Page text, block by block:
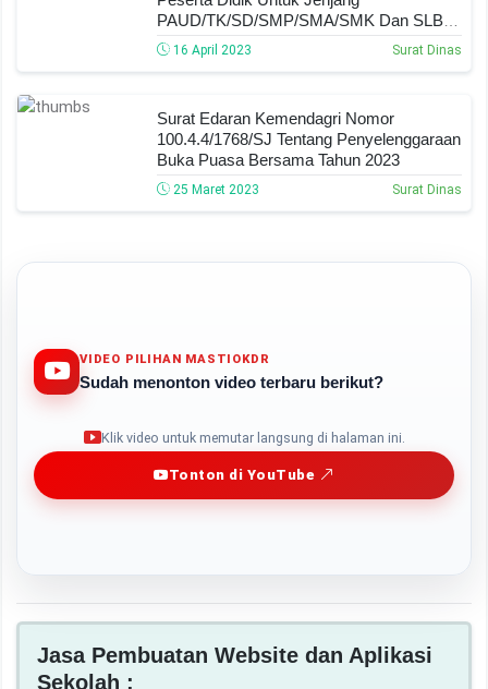
PAUD/TK/SD/SMP/SMA/SMK Dan SLB
Tahun 2023
16 April 2023 Surat Dinas
Surat Edaran Kemendagri Nomor
100.4.4/1768/SJ Tentang Penyelenggaraan
Buka Puasa Bersama Tahun 2023
25 Maret 2023 Surat Dinas
VIDEO PILIHAN MASTIOKDR
Sudah menonton video terbaru berikut?
Klik video untuk memutar langsung di halaman ini.
Tonton di YouTube
Jasa Pembuatan Website dan Aplikasi
Sekolah :